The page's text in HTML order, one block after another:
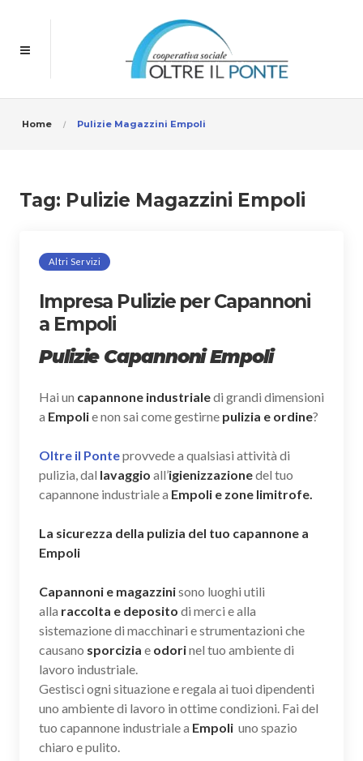
Home Pulizie Magazzini Empoli
Tag: Pulizie Magazzini Empoli
Altri Servizi
Impresa Pulizie per Capannoni
a Empoli
Pulizie Capannoni Empoli
Hai un capannone industrialedi grandi dimensioni
a Empolie non sai come gestirne pulizia e ordine?
Oltre il Ponteprovvede a qualsiasi attività di
pulizia, dal lavaggio all’igienizzazionedel tuo
capannone industriale a Empoli e zone limitrofe.
La sicurezza della pulizia del tuo capannone a
Empoli
Capannoni e magazzinisono luoghi utili
alla raccolta e deposito di merci e alla
sistemazione di macchinari e strumentazioni che
causano sporcizia e odorinel tuo ambiente di
lavoro industriale.
Gestisci ogni situazione e regala ai tuoi dipendenti
uno ambiente di lavoro in ottime condizioni. Fai del
tuo capannone industriale a Empoli uno spazio
chiaro e pulito.